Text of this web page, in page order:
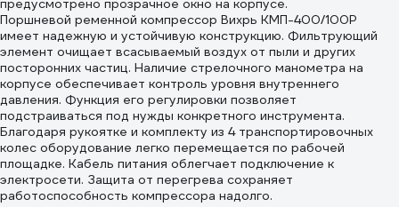
предусмотрено прозрачное окно на корпусе.
Поршневой ременной компрессор Вихрь КМП-400/100Р
имеет надежную и устойчивую конструкцию. Фильтрующий
элемент очищает всасываемый воздух от пыли и других
посторонних частиц. Наличие стрелочного манометра на
корпусе обеспечивает контроль уровня внутреннего
давления. Функция его регулировки позволяет
подстраиваться под нужды конкретного инструмента.
Благодаря рукоятке и комплекту из 4 транспортировочных
колес оборудование легко перемещается по рабочей
площадке. Кабель питания облегчает подключение к
электросети. Защита от перегрева сохраняет
работоспособность компрессора надолго.